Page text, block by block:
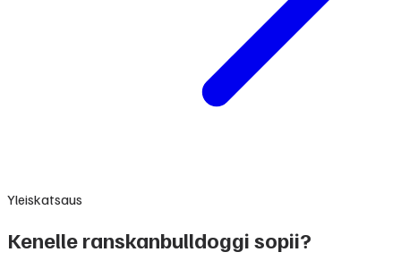
Yleiskatsaus
Kenelle ranskanbulldoggi sopii?